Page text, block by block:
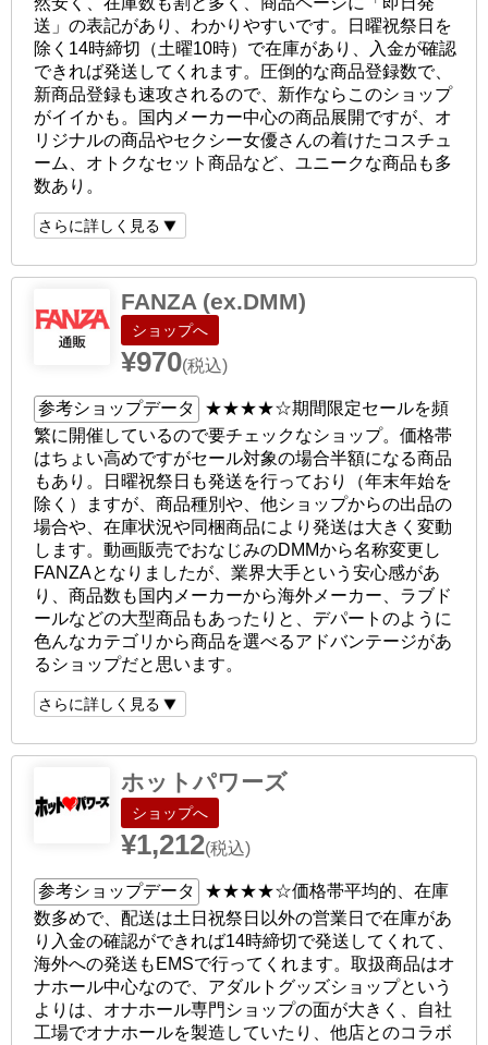
送」の表記があり、わかりやすいです。日曜祝祭日を
除く14時締切（土曜10時）で在庫があり、入金が確認
できれば発送してくれます。圧倒的な商品登録数で、
新商品登録も速攻されるので、新作ならこのショップ
がイイかも。国内メーカー中心の商品展開ですが、オ
リジナルの商品やセクシー女優さんの着けたコスチュ
ーム、オトクなセット商品など、ユニークな商品も多
数あり。
さらに詳しく見る
FANZA (ex.DMM)
ショップへ
¥970(税込)
参考ショップデータ ★★★★☆期間限定セールを頻
繁に開催しているので要チェックなショップ。価格帯
はちょい高めですがセール対象の場合半額になる商品
もあり。日曜祝祭日も発送を行っており（年末年始を
除く）ますが、商品種別や、他ショップからの出品の
場合や、在庫状況や同梱商品により発送は大きく変動
します。動画販売でおなじみのDMMから名称変更し
FANZAとなりましたが、業界大手という安心感があ
り、商品数も国内メーカーから海外メーカー、ラブド
ールなどの大型商品もあったりと、デパートのように
色んなカテゴリから商品を選べるアドバンテージがあ
るショップだと思います。
さらに詳しく見る
ホットパワーズ
ショップへ
¥1,212(税込)
参考ショップデータ ★★★★☆価格帯平均的、在庫
数多めで、配送は土日祝祭日以外の営業日で在庫があ
り入金の確認ができれば14時締切で発送してくれて、
海外への発送もEMSで行ってくれます。取扱商品はオ
ナホール中心なので、アダルトグッズショップという
よりは、オナホール専門ショップの面が大きく、自社
工場でオナホールを製造していたり、他店とのコラボ